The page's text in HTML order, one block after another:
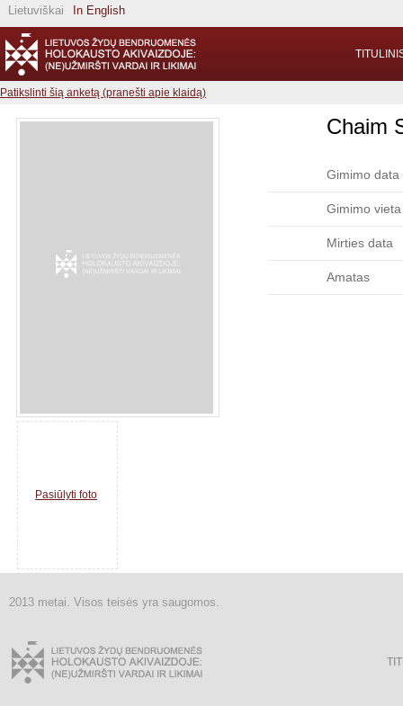
Lietuviškai In English
Patikslinti šią anketą (pranešti apie klaidą)
Pasiūlyti foto
Chaim
Gimimo data
Gimimo vieta
Mirties data
Amatas
2013 metai. Visos teisės yra saugomos.